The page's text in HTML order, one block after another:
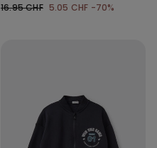
16.95 CHF 5.05 CHF -70%